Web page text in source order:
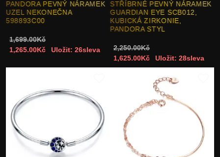
PANDORA PEVNÝ NÁRAMEK
UZEL NEKONEČNA
598893C00
1,699.00Kč
1,265.00Kč
Uložit: 26sleva
STŘÍBRNÉ PEVNÝ NÁRAMEK
GUARDIAN EYE SCB012,
KUBICKÁ ZIRKONIE,
PANDORA STYL
2,250.00Kč
1,625.00Kč
Uložit: 28sleva